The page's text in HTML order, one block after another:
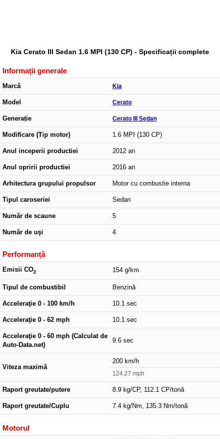
Kia Cerato III Sedan 1.6 MPI (130 CP) - Specificații complete
Informații generale
Marcă Kia
Model Cerato
Generație Cerato III Sedan
Modificare (Tip motor) 1.6 MPI (130 CP)
Anul inceperii productiei 2012 an
Anul opririi productiei 2016 an
Arhitectura grupului propulsor Motor cu combustie interna
Tipul caroseriei Sedan
Număr de scaune 5
Număr de uşi 4
Performanță
Emisii CO2 154 g/km
Tipul de combustibil Benzină
Acceleraţie 0 - 100 km/h 10.1 sec
Acceleraţie 0 - 62 mph 10.1 sec
Acceleraţie 0 - 60 mph (Calculat de
Auto-Data.net)
9.6 sec
Viteza maximă
200 km/h
124.27 mph
Raport greutate/putere 8.9 kg/CP, 112.1 CP/tonă
Raport greutate/Cuplu 7.4 kg/Nm, 135.3 Nm/tonă
Motorul